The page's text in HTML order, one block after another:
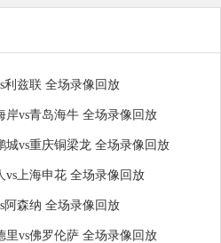
利兹联 全场录像回放
岸vs青岛海牛 全场录像回放
城vs重庆铜梁龙 全场录像回放
vs上海申花 全场录像回放
阿森纳 全场录像回放
里vs佛罗伦萨 全场录像回放